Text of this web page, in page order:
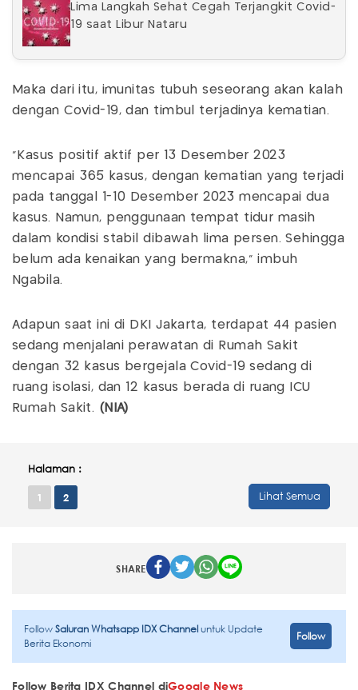
Lima Langkah Sehat Cegah Terjangkit Covid-
19 saat Libur Nataru
Maka dari itu, imunitas tubuh seseorang akan kalah
dengan Covid-19, dan timbul terjadinya kematian.
"Kasus positif aktif per 13 Desember 2023
mencapai 365 kasus, dengan kematian yang terjadi
pada tanggal 1-10 Desember 2023 mencapai dua
kasus. Namun, penggunaan tempat tidur masih
dalam kondisi stabil dibawah lima persen. Sehingga
belum ada kenaikan yang bermakna," imbuh
Ngabila.
Adapun saat ini di DKI Jakarta, terdapat 44 pasien
sedang menjalani perawatan di Rumah Sakit
dengan 32 kasus bergejala Covid-19 sedang di
ruang isolasi, dan 12 kasus berada di ruang ICU
Rumah Sakit. (NIA)
Halaman :
1 2 Lihat Semua
SHARE
FollowSaluran Whatsapp IDX Channeluntuk Update
Berita Ekonomi
Follow
Follow Berita IDX Channel diGoogle News